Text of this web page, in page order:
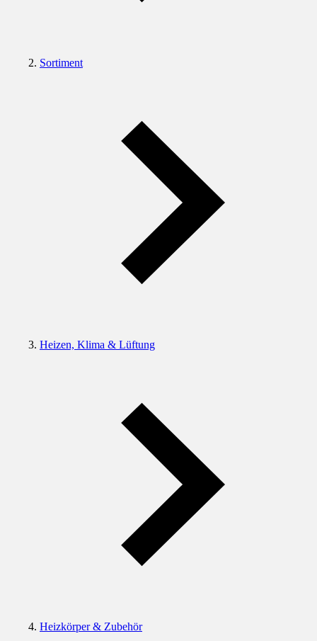
Sortiment
Heizen, Klima & Lüftung
Heizkörper & Zubehör